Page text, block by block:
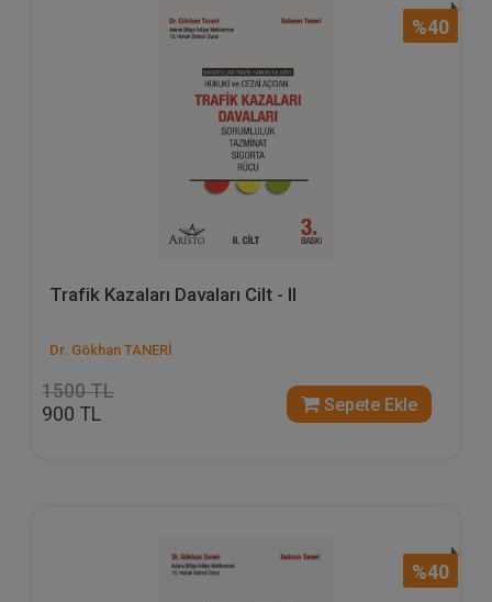
%40
Trafik Kazaları Davaları Cilt - II
Dr. Gökhan TANERİ
1500 TL
900 TL Sepete Ekle
%40